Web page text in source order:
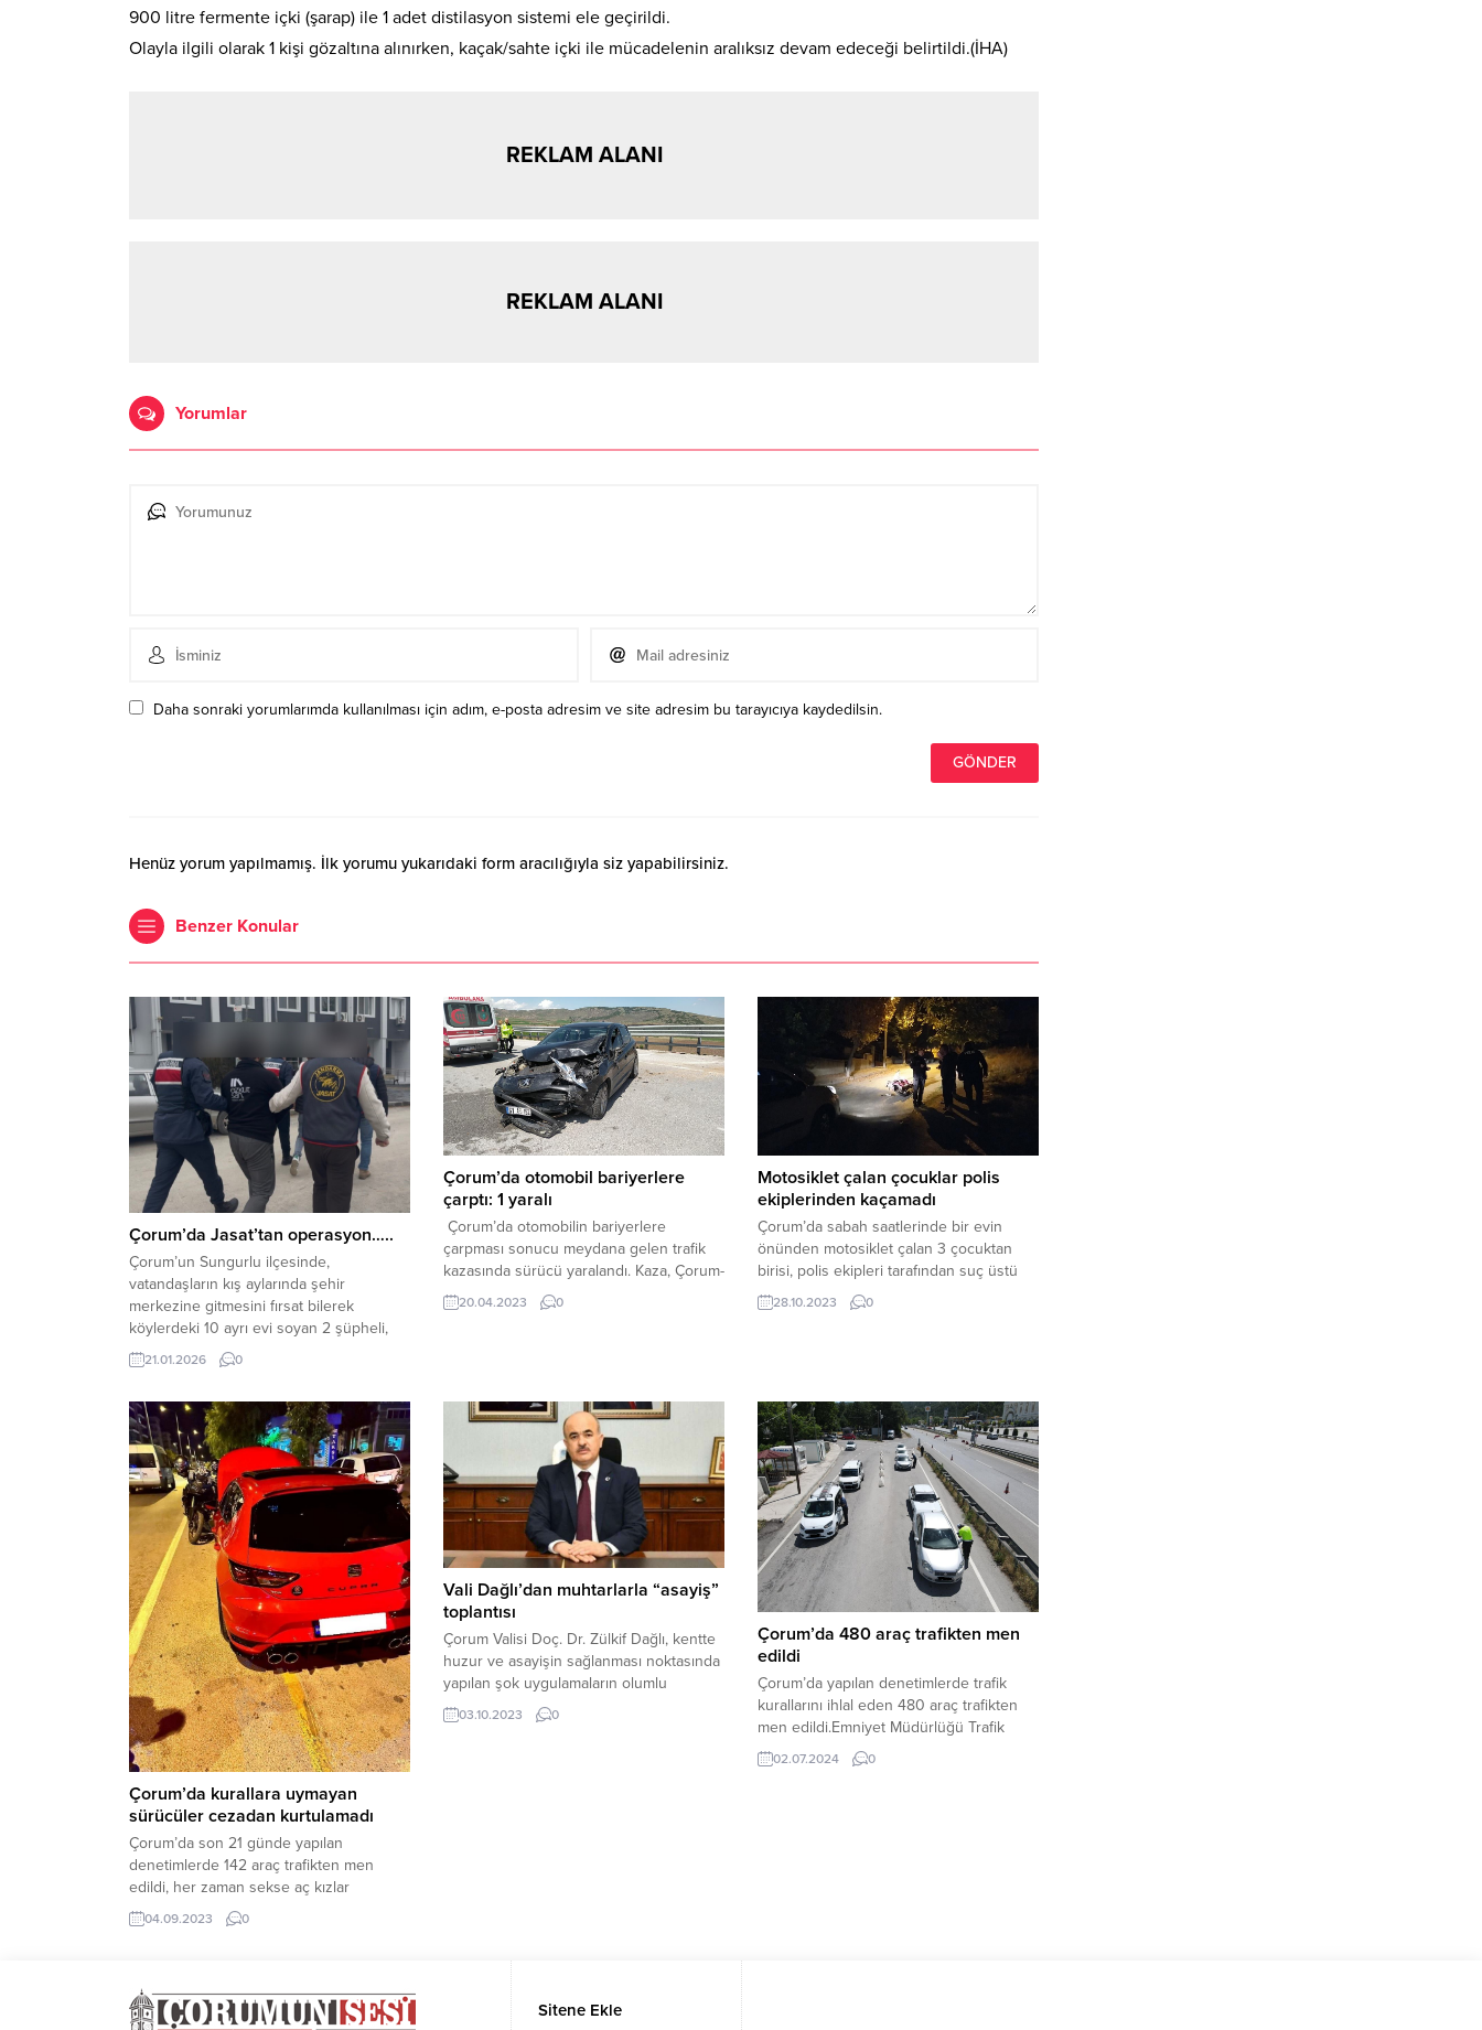
900 litre fermente içki (şarap) ile 1 adet distilasyon sistemi ele geçirildi.
Olayla ilgili olarak 1 kişi gözaltına alınırken, kaçak/sahte içki ile mücadelenin aralıksız devam edeceği belirtildi.(İHA)
REKLAM ALANI
REKLAM ALANI
Yorumlar
Daha sonraki yorumlarımda kullanılması için adım, e-posta adresim ve site adresim bu tarayıcıya kaydedilsin.
Henüz yorum yapılmamış. İlk yorumu yukarıdaki form aracılığıyla siz yapabilirsiniz.
Benzer Konular
Çorum’da Jasat’tan operasyon…..
Çorum’un Sungurlu ilçesinde,
vatandaşların kış aylarında şehir
merkezine gitmesini fırsat bilerek
köylerdeki 10 ayrı evi soyan 2 şüpheli,
JASAT ve jandarma ekiplerinin
çalışmasıyla yakalandı.Edinilen bilgiye
JASAT ve Yörüklü Jandarma Karakol
Komutanlığı ekipleri, Sungurlu ilçesi
Çayyaka köyünde, vatandaşların kış
mevsimi sebebiyle ilçe merkezine
yerleşmesini fırsat bularak...
21.01.2026 0
Çorum’da otomobil bariyerlere
çarptı: 1 yaralı
Çorum’da otomobilin bariyerlere
çarpması sonucu meydana gelen trafik
kazasında sürücü yaralandı. Kaza, Çorum-
Amasya karayolu Elvan Çelebi
Kavşağı’nda meydana geldi. Edinilen
sonucu bariyerlere çarptı. Çarpışmanın
etkisi ile sürücüsü yaralandı. Kazayı
görenlerin ihbarı üzerine olay yerine 112
sağlık...
20.04.2023 0
Motosiklet çalan çocuklar polis
ekiplerinden kaçamadı
Çorum’da sabah saatlerinde bir evin
önünden motosiklet çalan 3 çocuktan
birisi, polis ekipleri tarafından suç üstü
yakalanarak gözaltına alındı.Olay,
Gülabibey Mahallesi Beytepe 5.
halinde bulunan Ahmet B.’ye ait
motosikletin zincirlerini kırarak
uzaklaşmak istedi. Hırsızlığı...
28.10.2023 0
Çorum’da kurallara uymayan
sürücüler cezadan kurtulamadı
Çorum’da son 21 günde yapılan
denetimlerde 142 araç trafikten men
edildi, her zaman sekse aç kızlar
Esenyurt Seksi Escort Arzu | İstanbul
Escort Bayan sizlerle burada bulusuyor.
bin 352 lira cezai işlem uygulandı.Kentte
artan trafik denetimlerinde, muayenesi...
04.09.2023 0
Vali Dağlı’dan muhtarlarla “asayiş”
toplantısı
Çorum Valisi Doç. Dr. Zülkif Dağlı, kentte
huzur ve asayişin sağlanması noktasında
yapılan şok uygulamaların olumlu
sonuçlar vermeye başladığını açıkladı.Vali
Doç. Dr. Zülkif Dağlı başkanlığında
03.10.2023 0
Çorum’da 480 araç trafikten men
edildi
Çorum’da yapılan denetimlerde trafik
kurallarını ihlal eden 480 araç trafikten
men edildi.Emniyet Müdürlüğü Trafik
Denetleme Şube Müdürlüğü ekipleri
tarafından, il genelinde emniyet ve
02.07.2024 0
Sitene Ekle